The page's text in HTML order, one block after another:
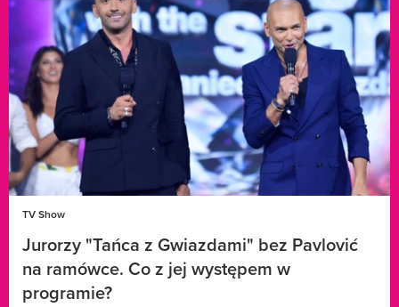
TV Show
Jurorzy "Tańca z Gwiazdami" bez Pavlović
na ramówce. Co z jej występem w
programie?